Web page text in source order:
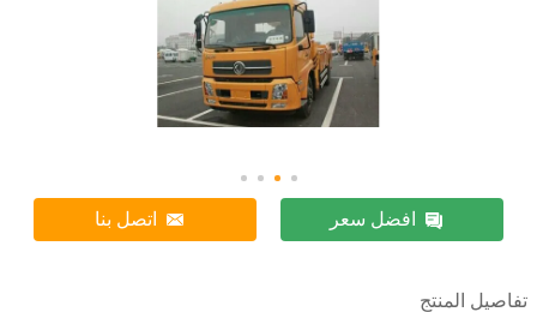
افضل سعر اتصل بنا
تفاصيل المنتج